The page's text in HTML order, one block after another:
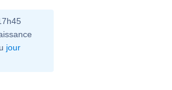
jour